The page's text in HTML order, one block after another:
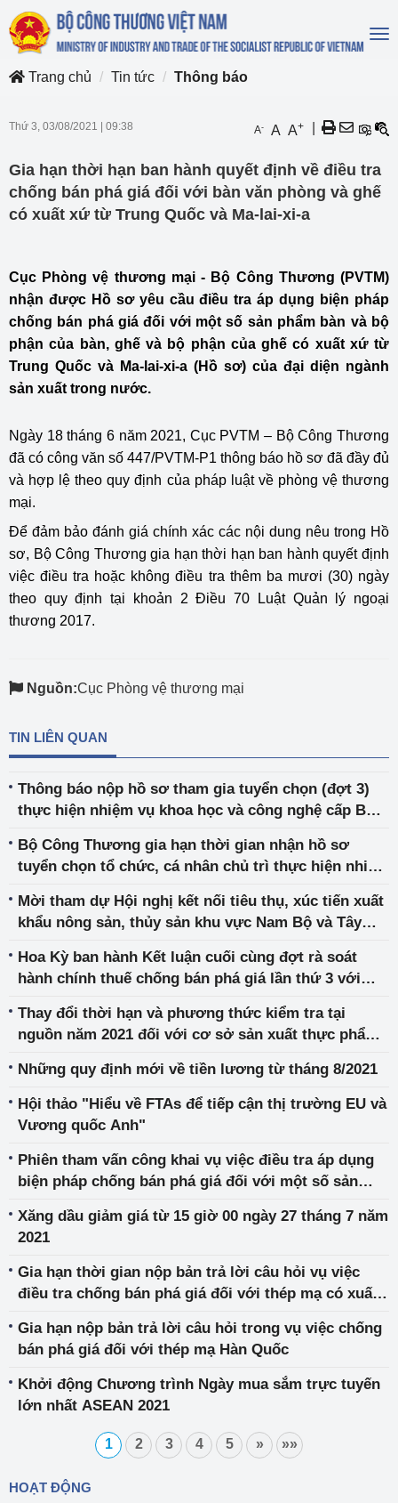
Trang chủ
Tin tức Thông báo
Thứ 3, 03/08/2021 09:38 A- A A+
Gia hạn thời hạn ban hành quyết định về điều tra
chống bán phá giá đối với bàn văn phòng và ghế
có xuất xứ từ Trung Quốc và Ma-lai-xi-a
Cục Phòng vệ thương mại - Bộ Công Thương (PVTM)
nhận được Hồ sơ yêu cầu điều tra áp dụng biện pháp
chống bán phá giá đối với một số sản phẩm bàn và bộ
phận của bàn, ghế và bộ phận của ghế có xuất xứ từ
Trung Quốc và Ma-lai-xi-a (Hồ sơ) của đại diện ngành
sản xuất trong nước.
Ngày 18 tháng 6 năm 2021, Cục PVTM – Bộ Công Thương
đã có công văn số 447/PVTM-P1 thông báo hồ sơ đã đầy đủ
và hợp lệ theo quy định của pháp luật về phòng vệ thương
mại.
Để đảm bảo đánh giá chính xác các nội dung nêu trong Hồ
sơ, Bộ Công Thương gia hạn thời hạn ban hành quyết định
việc điều tra hoặc không điều tra thêm ba mươi (30) ngày
theo quy định tại khoản 2 Điều 70 Luật Quản lý ngoại
thương 2017.
Nguồn:Cục Phòng vệ thương mại
TIN LIÊN QUAN
Thông báo nộp hồ sơ tham gia tuyển chọn (đợt 3)
thực hiện nhiệm vụ khoa học và công nghệ cấp Bộ
Bộ Công Thương gia hạn thời gian nhận hồ sơ
tuyển chọn tổ chức, cá nhân chủ trì thực hiện nhiệm
Mời tham dự Hội nghị kết nối tiêu thụ, xúc tiến xuất
khẩu nông sản, thủy sản khu vực Nam Bộ và Tây
Hoa Kỳ ban hành Kết luận cuối cùng đợt rà soát
hành chính thuế chống bán phá giá lần thứ 3 với
Thay đổi thời hạn và phương thức kiểm tra tại
nguồn năm 2021 đối với cơ sở sản xuất thực phẩm
Những quy định mới về tiền lương từ tháng 8/2021
Hội thảo "Hiểu về FTAs để tiếp cận thị trường EU và
Vương quốc Anh"
Phiên tham vấn công khai vụ việc điều tra áp dụng
biện pháp chống bán phá giá đối với một số sản
Xăng dầu giảm giá từ 15 giờ 00 ngày 27 tháng 7 năm
2021
Gia hạn thời gian nộp bản trả lời câu hỏi vụ việc
điều tra chống bán phá giá đối với thép mạ có xuất
Gia hạn nộp bản trả lời câu hỏi trong vụ việc chống
bán phá giá đối với thép mạ Hàn Quốc
Khởi động Chương trình Ngày mua sắm trực tuyến
lớn nhất ASEAN 2021
1 2 3 4 5 » »»
HOẠT ĐỘNG